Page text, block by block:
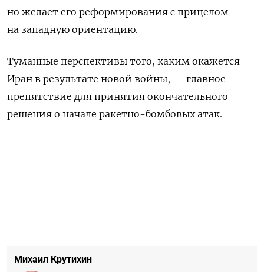
но желает его реформирования с прицелом
на западную ориентацию.
Туманные перспективы того, каким окажется
Иран в результате новой войны, — главное
препятствие для принятия окончательного
решения о начале ракетно-бомбовых атак.
Михаил Крутихин